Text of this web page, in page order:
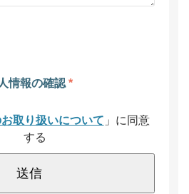
情報の確認 *
取り扱いについて 」に同意
する